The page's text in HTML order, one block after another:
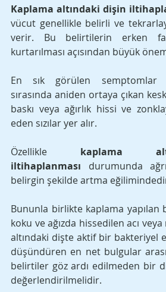
Kaplama altındaki dişin
vücut genellikle belirli ve
verir. Bu belirtilerin erken
kurtarılması açısından büyük
En sık görülen semptomlar
sırasında aniden ortaya çıkan
baskı veya ağırlık hissi ve
eden sızılar yer alır.
Özellikle kaplama
iltihaplanması durumunda
belirgin şekilde artma
Bununla birlikte kaplama yapılan
koku ve ağızda hissedilen acı
altındaki dişte aktif bir bakteriyel
düşündüren en net bulgular
belirtiler göz ardı edilmeden bir
değerlendirilmelidir.